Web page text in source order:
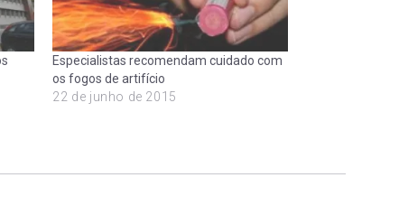
Especialistas recomendam cuidado com
os fogos de artifício
22 de junho de 2015